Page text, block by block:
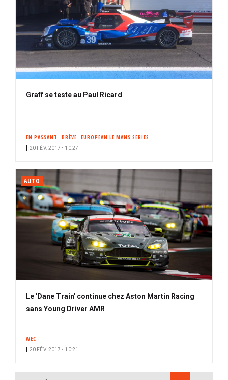
Graff se teste au Paul Ricard
EN PASSANT BRÈVE EUROPEAN LE MANS SERIES
20 FÉV. 2017 • 10:27
AUTO
Le 'Dane Train' continue chez Aston Martin Racing
sans Young Driver AMR
WEC
20 FÉV. 2017 • 10:21